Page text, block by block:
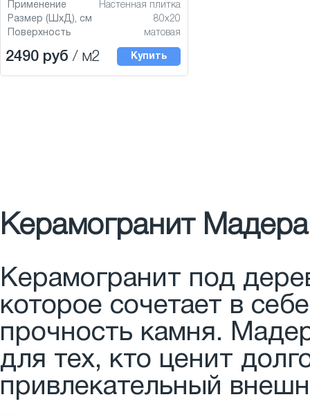
Применение
Настенная плитка
Размер (ШхД), см
80x20
Поверхность
матовая
2490 руб / м2 Купить
Керамогранит
Керамогранит под
которое сочетает в
прочность камня.
для тех, кто ценит
привлекательный